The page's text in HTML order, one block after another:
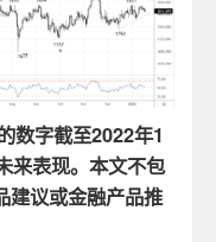
数字截至2022年1
来表现。本文不包
建议或金融产品推